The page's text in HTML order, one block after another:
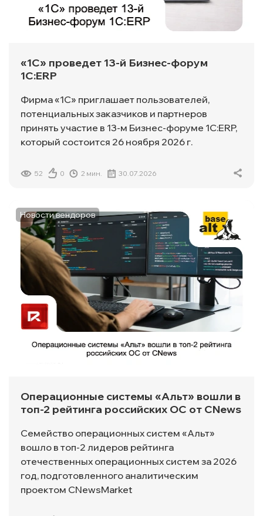
«1С» проведет 13-й Бизнес-форум
1С:ERP
Фирма «1С» приглашает пользователей,
потенциальных заказчиков и партнеров
принять участие в 13-м Бизнес-форуме 1С:ERP,
который состоится 26 ноября 2026 г.
52 0 2 мин. 30.07.2026
Новости вендоров
Операционные системы «Альт» вошли в
топ-2 рейтинга российских ОС от CNews
Семейство операционных систем «Альт»
вошло в топ-2 лидеров рейтинга
отечественных операционных систем за 2026
год, подготовленного аналитическим
проектом CNewsMarket